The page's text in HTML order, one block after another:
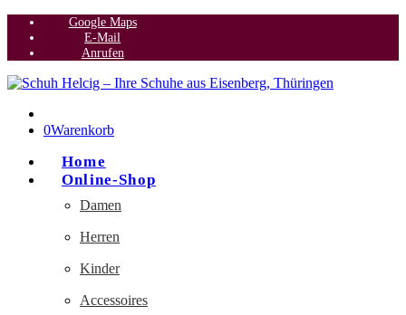
Google Maps
E-Mail
Anrufen
0Warenkorb
Home
Online-Shop
Damen
Herren
Kinder
Accessoires